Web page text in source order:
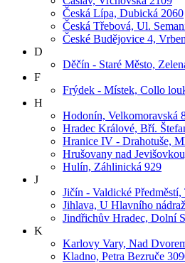
Česká Lípa, Dubická 2060
Česká Třebová, Ul.
České Budějovice 4,
D
Děčín - Staré Město,
F
Frýdek - Místek, Collo
H
Hodonín, Velkomoravská
Hradec Králové, Bří.
Hranice IV - Drahotuše,
Hrušovany nad
Hulín, Záhlinická 929
J
Jičín - Valdické Předměstí,
Jihlava, U Hlavního
Jindřichův Hradec, Dolní
K
Karlovy Vary, Nad
Kladno, Petra Bezruče